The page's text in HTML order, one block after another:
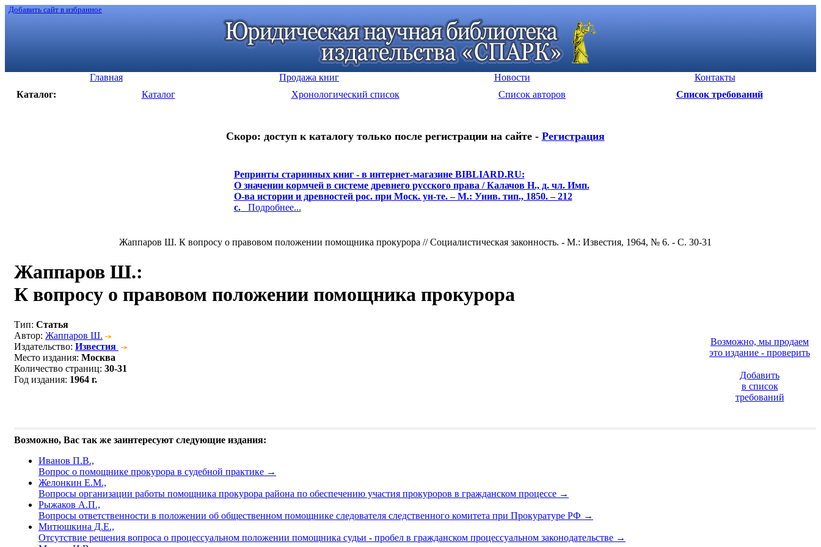
Добавить сайт в избранное
Главная Продажа книг Новости
Контакты
Каталог:
Каталог Хронологический список Список авторов Список требований
Скоро: доступ к каталогу только после регистрации на сайте - Регистрация
Репринты старинных книг - в интернет-магазине BIBLIARD.RU:
О значении кормчей в системе древнего русского права / Калачов Н., д. чл. Имп.
О-ва истории и древностей рос. при Моск. ун-те. – М.: Унив. тип., 1850. – 212
с.Подробнее...
Жаппаров Ш. К вопросу о правовом положении помощника прокурора // Социалистическая законность. - М.: Известия, 1964, № 6. - С. 30-31
Жаппаров Ш.:
К вопросу о правовом положении помощника прокурора
Тип: Статья
Автор: Жаппаров Ш.
Издательство: Известия
Место издания: Москва
Количество страниц: 30-31
Год издания: 1964 г.
Возможно, мы продаем
это издание - проверить
Добавить
в список
требований
Возможно, Вас так же заинтересуют следующие издания:
Иванов П.В.,
Вопрос о помощнике прокурора в судебной практике →
Желонкин Е.М.,
Вопросы организации работы помощника прокурора района по обеспечению участия прокуроров в гражданском процессе →
Рыжаков А.П.,
Вопросы ответственности в положении об общественном помощнике следователя следственного комитета при Прокуратуре РФ →
Митюшкина Д.Е.,
Отсутствие решения вопроса о процессуальном положении помощника судьи - пробел в гражданском процессуальном законодательстве →